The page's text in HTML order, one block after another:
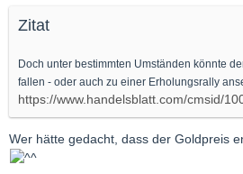
Zitat
Doch unter bestimmten Umständen könnte
fallen - oder auch zu einer Erholungsrally
https://www.handelsblatt.com/cmsid/
Wer hätte gedacht, dass der Goldpreis